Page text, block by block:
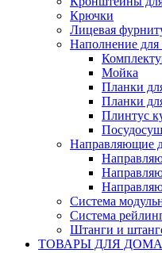
Крючки
Лицевая
Наполнение для
Мойка
Планки
Планки
Плинтус
Направляющие
Система
Система
Штанги и
ТОВАРЫ ДЛЯ